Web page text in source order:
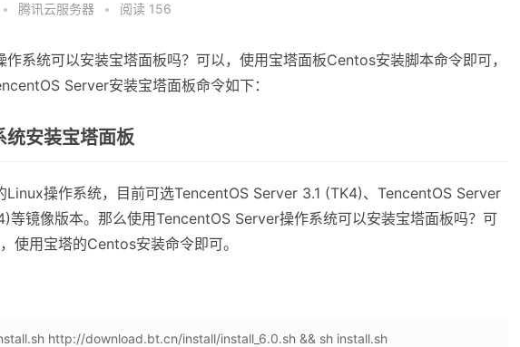
• 腾讯云服务器 • 阅读 156
系统可以安装宝塔面板吗？可以，使用宝塔面板Centos安装脚本命令即可，
Server安装宝塔面板命令如下：
安装宝塔面板
操作系统，目前可选TencentOS Server 3.1 (TK4)、TencentOS Server
镜像版本。那么使用TencentOS Server操作系统可以安装宝塔面板吗？可
使用宝塔的Centos安装命令即可。
http://download.bt.cn/install/install_6.0.sh && sh install.sh